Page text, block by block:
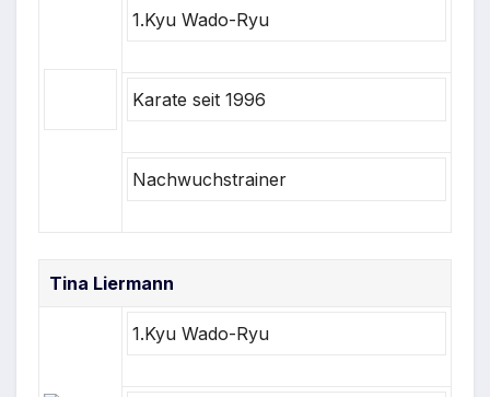
1.Kyu Wado-Ryu
Karate seit 1996
Nachwuchstrainer
Tina Liermann
1.Kyu Wado-Ryu